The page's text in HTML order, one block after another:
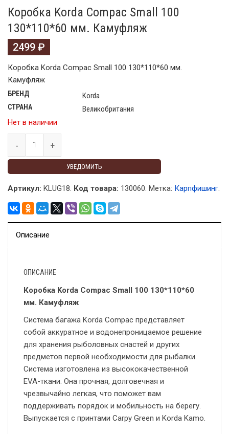
Коробка Korda Compac Small 100
130*110*60 мм. Камуфляж
2499 ₽
Коробка Korda Compac Small 100 130*110*60 мм.
Камуфляж
БРЕНД Korda
СТРАНА
Великобритания
Нет в наличии
УВЕДОМИТЬ
Артикул: KLUG18. Код товара: 130060. Метка: Карпфишинг.
Описание
ОПИСАНИЕ
Коробка Korda Compac Small 100 130*110*60
мм. Камуфляж
Система багажа Korda Compac представляет
собой аккуратное и водонепроницаемое решение
для хранения рыболовных снастей и других
предметов первой необходимости для рыбалки.
Система изготовлена из высококачественной
EVA-ткани. Она прочная, долговечная и
чрезвычайно легкая, что поможет вам
поддерживать порядок и мобильность на берегу.
Выпускается с принтами Carpy Green и Korda Kamo.